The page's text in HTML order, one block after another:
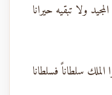
ولا تبقيه حيرانا
الملك سلطاناً فسلطانا